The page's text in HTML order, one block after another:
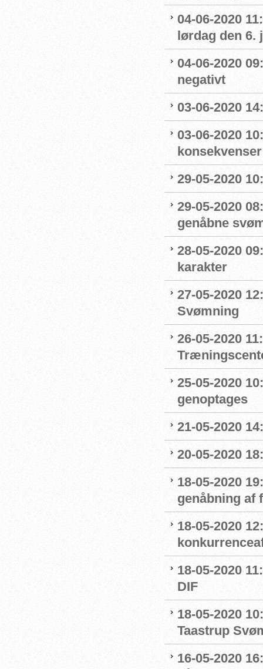
04-06-2020
lørdag den 6.
04-06-2020
negativt
03-06-2020
03-06-2020
29-05-2020
29-05-2020
genåbne
28-05-2020
karakter
27-05-2020
Svømning
26-05-2020
25-05-2020
genoptages
21-05-2020
20-05-2020
18-05-2020
genåbning af
18-05-2020
18-05-2020
DIF
18-05-2020
Taastrup
16-05-2020